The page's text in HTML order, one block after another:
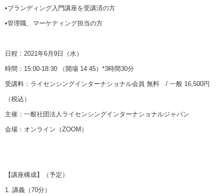
•ブランディング入門講座を受講済の方
•管理職、マーケティング担当の方
日程：2021年6月9日（水）
時間：15:00-18:30 （開場 14:45）*3時間30分
受講料：ライセンシングインターナショナル会員 無料 / 一般 16,500円
（税込）
主催：一般社団法人ライセンシングインターナショナルジャパン
会場：オンライン（ZOOM）
【講座構成】（予定）
1. 講義（70分）